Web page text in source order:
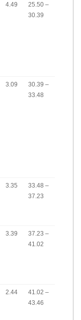
4.49
25.50 –
30.39
3.09
30.39 –
33.48
3.35
33.48 –
37.23
3.39
37.23 –
41.02
2.44
41.02 –
43.46